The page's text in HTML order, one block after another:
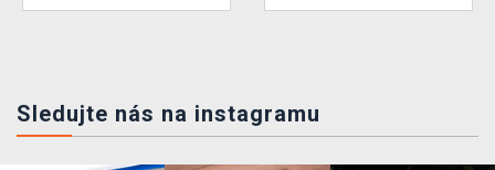
Sledujte nás na instagramu